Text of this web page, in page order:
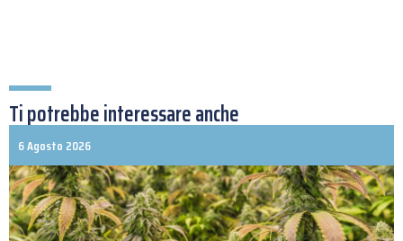
Ti potrebbe interessare anche
6 Agosto 2026